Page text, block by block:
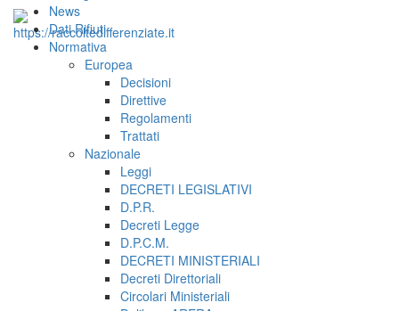
News
Dati Rifiuti
Normativa
Europea
Decisioni
Direttive
Regolamenti
Trattati
Nazionale
Leggi
DECRETI LEGISLATIVI
D.P.R.
Decreti Legge
D.P.C.M.
DECRETI MINISTERIALI
Decreti Direttoriali
Circolari Ministeriali